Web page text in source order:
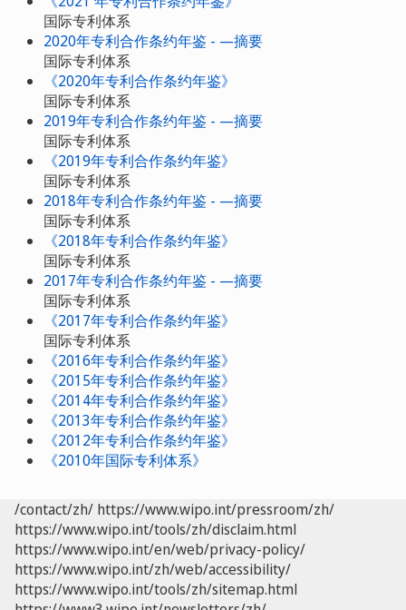
国际专利体系
2020年专利合作条约年鉴 - —摘要
国际专利体系
《2020年专利合作条约年鉴》
国际专利体系
2019年专利合作条约年鉴 - —摘要
国际专利体系
《2019年专利合作条约年鉴》
国际专利体系
2018年专利合作条约年鉴 - —摘要
国际专利体系
《2018年专利合作条约年鉴》
国际专利体系
2017年专利合作条约年鉴 - —摘要
国际专利体系
《2017年专利合作条约年鉴》
国际专利体系
《2016年专利合作条约年鉴》
《2015年专利合作条约年鉴》
《2014年专利合作条约年鉴》
《2013年专利合作条约年鉴》
《2012年专利合作条约年鉴》
《2010年国际专利体系》
/contact/zh/ https://www.wipo.int/pressroom/zh/
https://www.wipo.int/tools/zh/disclaim.html
https://www.wipo.int/en/web/privacy-policy/
https://www.wipo.int/zh/web/accessibility/
https://www.wipo.int/tools/zh/sitemap.html